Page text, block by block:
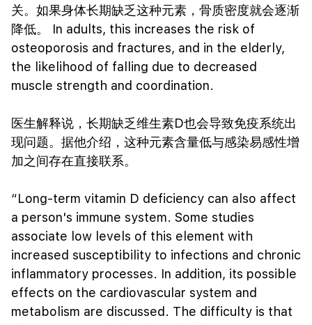
关。如果身体长期缺乏这种元素，骨质密度就会逐渐
降低。 In adults, this increases the risk of
osteoporosis and fractures, and in the elderly,
the likelihood of falling due to decreased
muscle strength and coordination.
医生解释说，长期缺乏维生素D也会导致免疫系统出
现问题。据他介绍，这种元素含量低与感染易感性增
加之间存在直接联系。
“Long-term vitamin D deficiency can also affect
a person's immune system. Some studies
associate low levels of this element with
increased susceptibility to infections and chronic
inflammatory processes. In addition, its possible
effects on the cardiovascular system and
metabolism are discussed. The difficulty is that